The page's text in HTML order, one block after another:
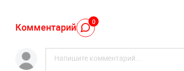
Комментарий 0